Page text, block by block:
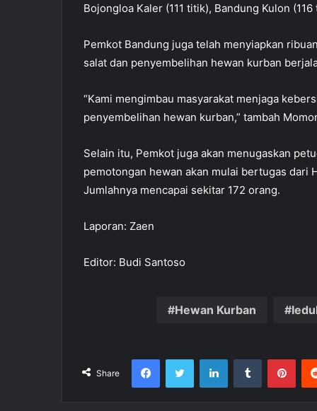
Bojongloa Kaler (111 titik), Bandung Kulon
Pemkot Bandung juga telah menyiapkan
salat dan penyembelihan hewan kurban
“Kami mengimbau masyarakat menjaga
penyembelihan hewan kurban,” tambah
Selain itu, Pemkot juga akan menugaskan
pemotongan hewan akan mulai bertugas dari
Jumlahnya mencapai sekitar 172 orang.
Laporan: Zaen
Editor: Budi Santoso
Hewan Kurban
Share